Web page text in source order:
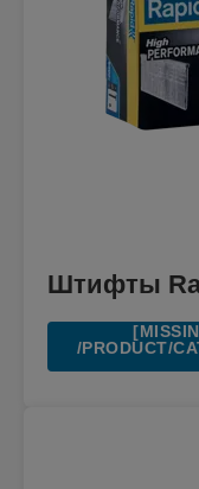
Штифты
/PRODUCT/